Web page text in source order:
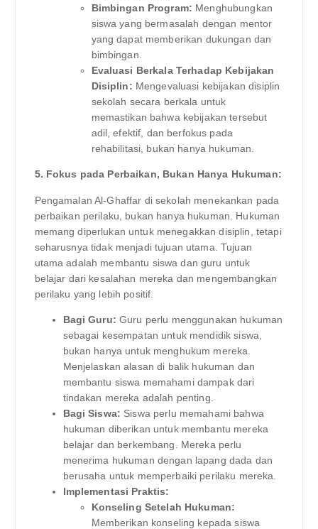
Bimbingan Program: Menghubungkan
siswa yang bermasalah dengan mentor
yang dapat memberikan dukungan dan
bimbingan.
Evaluasi Berkala Terhadap Kebijakan
Disiplin: Mengevaluasi kebijakan disiplin
sekolah secara berkala untuk
memastikan bahwa kebijakan tersebut
adil, efektif, dan berfokus pada
rehabilitasi, bukan hanya hukuman.
5. Fokus pada Perbaikan, Bukan Hanya Hukuman:
Pengamalan Al-Ghaffar di sekolah menekankan pada
perbaikan perilaku, bukan hanya hukuman. Hukuman
memang diperlukan untuk menegakkan disiplin, tetapi
seharusnya tidak menjadi tujuan utama. Tujuan
utama adalah membantu siswa dan guru untuk
belajar dari kesalahan mereka dan mengembangkan
perilaku yang lebih positif.
Bagi Guru: Guru perlu menggunakan hukuman
sebagai kesempatan untuk mendidik siswa,
bukan hanya untuk menghukum mereka.
Menjelaskan alasan di balik hukuman dan
membantu siswa memahami dampak dari
tindakan mereka adalah penting.
Bagi Siswa: Siswa perlu memahami bahwa
hukuman diberikan untuk membantu mereka
belajar dan berkembang. Mereka perlu
menerima hukuman dengan lapang dada dan
berusaha untuk memperbaiki perilaku mereka.
Implementasi Praktis:
Konseling Setelah Hukuman:
Memberikan konseling kepada siswa